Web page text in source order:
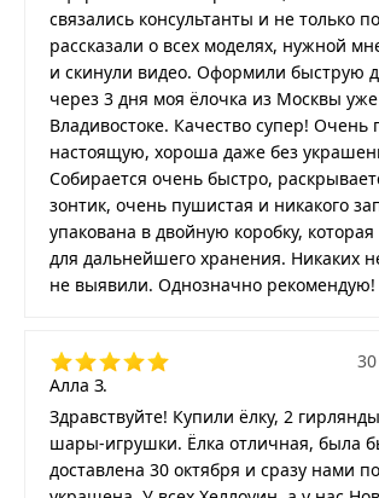
связались консультанты и не только
рассказали о всех моделях, нужной
и скинули видео. Оформили быструю
через 3 дня моя ёлочка из Москвы
Владивостоке. Качество супер! Очень
настоящую, хороша даже без
Собирается очень быстро,
зонтик, очень пушистая и никакого
упакована в двойную коробку, которая
для дальнейшего хранения. Никаких
не выявили. Однозначно рекомендую!
Алла З.
Здравствуйте! Купили ёлку, 2
шары-игрушки. Ёлка отличная, была
доставлена 30 октября и сразу нами